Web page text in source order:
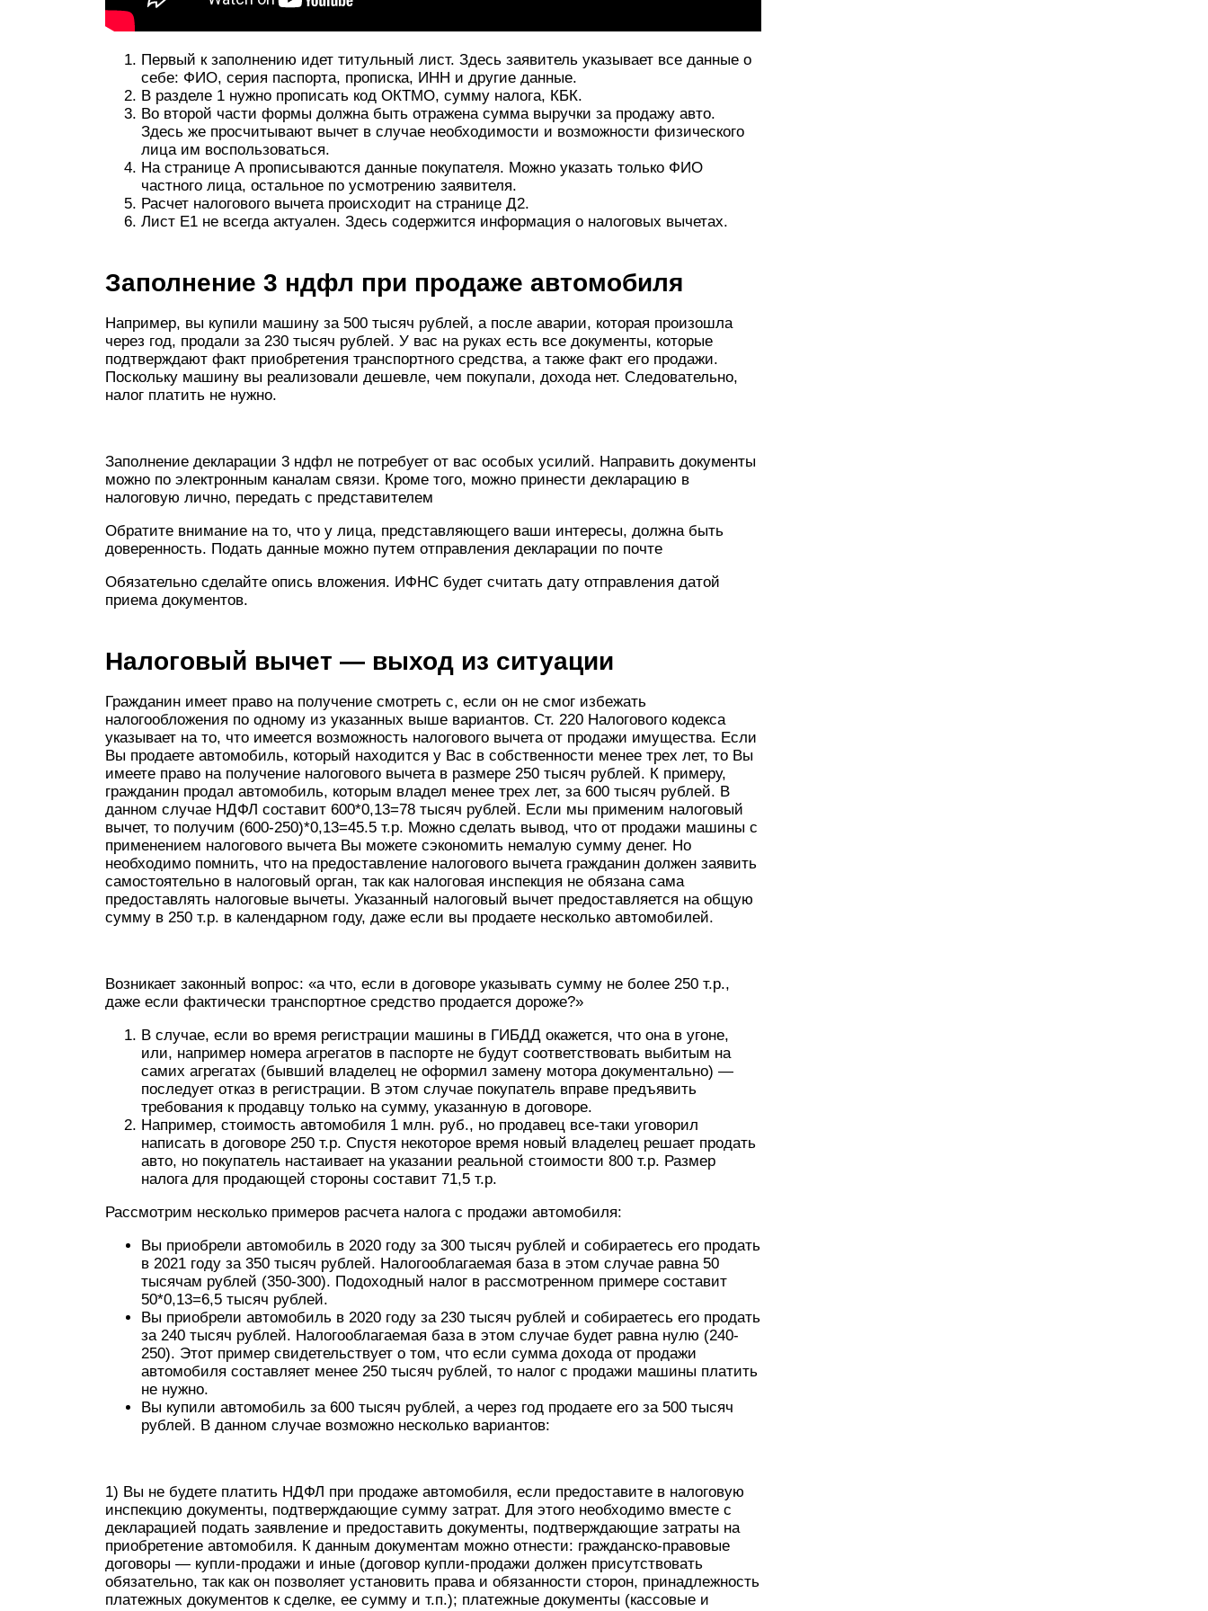
Первый к заполнению идет титульный лист. Здесь заявитель указывает все данные о
себе: ФИО, серия паспорта, прописка, ИНН и другие данные.
В разделе 1 нужно прописать код ОКТМО, сумму налога, КБК.
Во второй части формы должна быть отражена сумма выручки за продажу авто.
Здесь же просчитывают вычет в случае необходимости и возможности физического
лица им воспользоваться.
На странице А прописываются данные покупателя. Можно указать только ФИО
частного лица, остальное по усмотрению заявителя.
Расчет налогового вычета происходит на странице Д2.
Лист Е1 не всегда актуален. Здесь содержится информация о налоговых вычетах.
Заполнение 3 ндфл при продаже автомобиля
Например, вы купили машину за 500 тысяч рублей, а после аварии, которая произошла
через год, продали за 230 тысяч рублей. У вас на руках есть все документы, которые
подтверждают факт приобретения транспортного средства, а также факт его продажи.
Поскольку машину вы реализовали дешевле, чем покупали, дохода нет. Следовательно,
налог платить не нужно.
Заполнение декларации 3 ндфл не потребует от вас особых усилий. Направить документы
можно по электронным каналам связи. Кроме того, можно принести декларацию в
налоговую лично, передать с представителем
Обратите внимание на то, что у лица, представляющего ваши интересы, должна быть
доверенность. Подать данные можно путем отправления декларации по почте
Обязательно сделайте опись вложения. ИФНС будет считать дату отправления датой
приема документов.
Налоговый вычет — выход из ситуации
Гражданин имеет право на получение смотреть с, если он не смог избежать
налогообложения по одному из указанных выше вариантов. Ст. 220 Налогового кодекса
указывает на то, что имеется возможность налогового вычета от продажи имущества. Если
Вы продаете автомобиль, который находится у Вас в собственности менее трех лет, то Вы
имеете право на получение налогового вычета в размере 250 тысяч рублей. К примеру,
гражданин продал автомобиль, которым владел менее трех лет, за 600 тысяч рублей. В
данном случае НДФЛ составит 600*0,13=78 тысяч рублей. Если мы применим налоговый
вычет, то получим (600-250)*0,13=45.5 т.р. Можно сделать вывод, что от продажи машины с
применением налогового вычета Вы можете сэкономить немалую сумму денег. Но
необходимо помнить, что на предоставление налогового вычета гражданин должен заявить
самостоятельно в налоговый орган, так как налоговая инспекция не обязана сама
предоставлять налоговые вычеты. Указанный налоговый вычет предоставляется на общую
сумму в 250 т.р. в календарном году, даже если вы продаете несколько автомобилей.
Возникает законный вопрос: «а что, если в договоре указывать сумму не более 250 т.р.,
даже если фактически транспортное средство продается дороже?»
В случае, если во время регистрации машины в ГИБДД окажется, что она в угоне,
или, например номера агрегатов в паспорте не будут соответствовать выбитым на
самих агрегатах (бывший владелец не оформил замену мотора документально) —
последует отказ в регистрации. В этом случае покупатель вправе предъявить
требования к продавцу только на сумму, указанную в договоре.
Например, стоимость автомобиля 1 млн. руб., но продавец все-таки уговорил
написать в договоре 250 т.р. Спустя некоторое время новый владелец решает продать
авто, но покупатель настаивает на указании реальной стоимости 800 т.р. Размер
налога для продающей стороны составит 71,5 т.р.
Рассмотрим несколько примеров расчета налога с продажи автомобиля:
Вы приобрели автомобиль в 2020 году за 300 тысяч рублей и собираетесь его продать
в 2021 году за 350 тысяч рублей. Налогооблагаемая база в этом случае равна 50
тысячам рублей (350-300). Подоходный налог в рассмотренном примере составит
50*0,13=6,5 тысяч рублей.
Вы приобрели автомобиль в 2020 году за 230 тысяч рублей и собираетесь его продать
за 240 тысяч рублей. Налогооблагаемая база в этом случае будет равна нулю (240-
250). Этот пример свидетельствует о том, что если сумма дохода от продажи
автомобиля составляет менее 250 тысяч рублей, то налог с продажи машины платить
не нужно.
Вы купили автомобиль за 600 тысяч рублей, а через год продаете его за 500 тысяч
рублей. В данном случае возможно несколько вариантов:
1) Вы не будете платить НДФЛ при продаже автомобиля, если предоставите в налоговую
инспекцию документы, подтверждающие сумму затрат. Для этого необходимо вместе с
декларацией подать заявление и предоставить документы, подтверждающие затраты на
приобретение автомобиля. К данным документам можно отнести: гражданско-правовые
договоры — купли-продажи и иные (договор купли-продажи должен присутствовать
обязательно, так как он позволяет установить права и обязанности сторон, принадлежность
платежных документов к сделке, ее сумму и т.п.); платежные документы (кассовые и